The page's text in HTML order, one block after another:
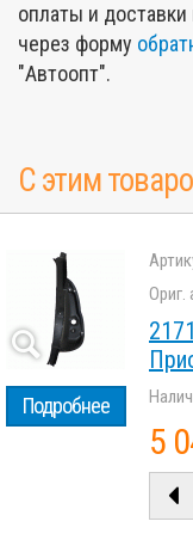
оплаты и
через форму
"Автоопт".
С этим
Подробнее
5